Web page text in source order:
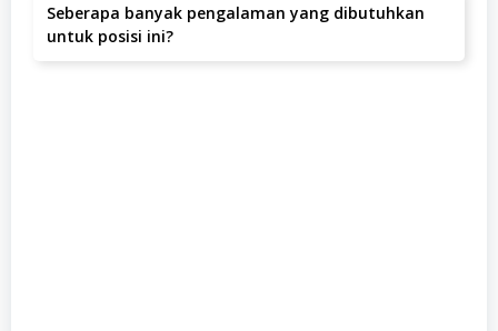
Seberapa banyak pengalaman yang dibutuhkan
untuk posisi ini?